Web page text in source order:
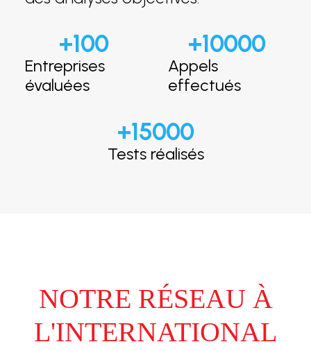
+100
Entreprises
évaluées
+10000
Appels
effectués
+15000
Tests réalisés
NOTRE RÉSEAU À
L'INTERNATIONAL